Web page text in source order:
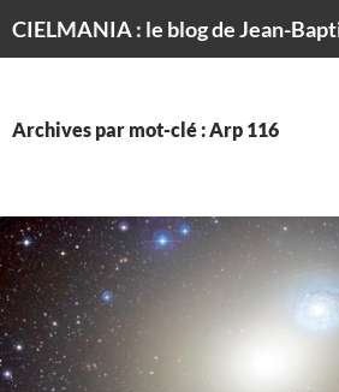
Archives par mot-clé : Arp 116